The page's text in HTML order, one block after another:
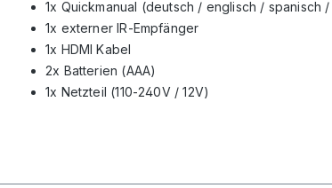
1x Quickmanual (deutsch / englisch /
1x externer IR-Empfänger
1x HDMI Kabel
2x Batterien (AAA)
1x Netzteil (110-240V / 12V)